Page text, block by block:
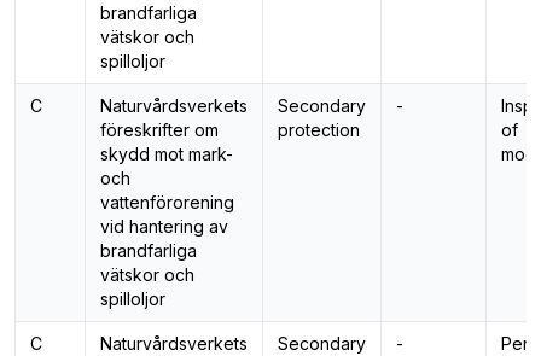
brandfarliga
vätskor och
spilloljor
C
Naturvårdsverkets
föreskrifter om
skydd mot mark-
och
vattenförorening
vid hantering av
brandfarliga
vätskor och
spilloljor
Secondary
protection
-
of
C
Naturvårdsverkets
Secondary
-